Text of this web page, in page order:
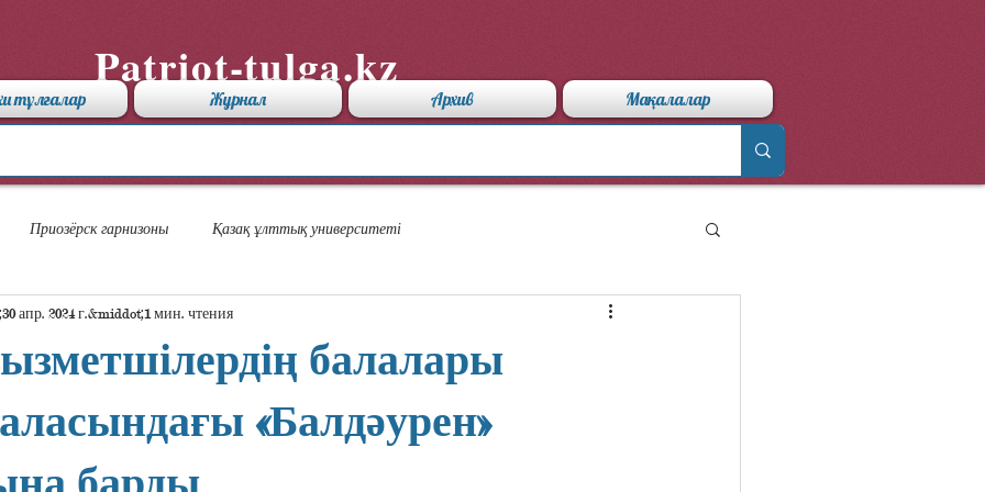
Patriot-tulga.kz
тұлғалар Журнал Архив Мақалалар
Приозёрск гарнизоны Қазақ ұлттық университеті
балалары
«Балдәурен»
30 апр. 2024 г. 1 мин. чтения